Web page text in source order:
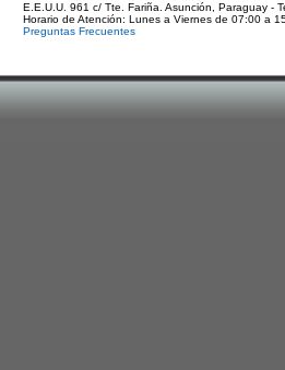
E.E.U.U. 961 c/ Tte. Fariña. Asunción, Paraguay -
Horario de Atención: Lunes a Viernes de 07:00 a
Preguntas Frecuentes